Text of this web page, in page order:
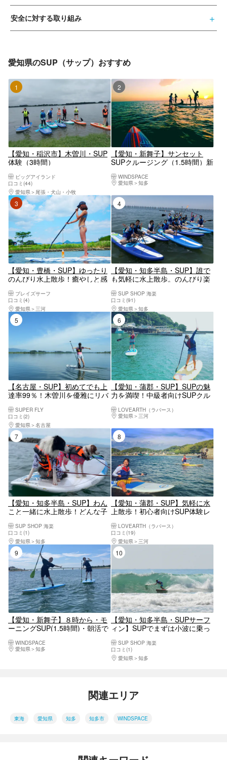
安全に対する取り組み
愛知県のSUP（サップ）おすすめ
【愛知・稲沢市】木曽川・SUP
体験（3時間）
ビッグアイランド
口コミ(44)
愛知県
尾張・犬山・小牧
【愛知・新舞子】サンセット
SUPクルージング（1.5時間）新
ながら非日常な体験をしてみま
せんか☆
WINDSPACE
愛知県
知多
3位
【愛知・豊橋・SUP】ゆったり
のんびり水上散歩！癒やしと感
ブレイズサーフ
口コミ(4)
愛知県
三河
4位
【愛知・知多半島・SUP】誰で
も気軽に水上散歩。のんびり楽
SUP SHOP 海楽
口コミ(91)
愛知県
知多
【名古屋・SUP】初めてでも上
達率99％！木曽川を優雅にリバ
SUPER FLY
口コミ(2)
愛知県
名古屋
6位
【愛知・蒲郡・SUP】SUPの魅
力を満喫！中級者向けSUPクル
LOVEARTH（ラバース）
愛知県
三河
7位
【愛知・知多半島・SUP】わん
こと一緒に水上散歩！どんな子
遊ぼう♪
SUP SHOP 海楽
口コミ(1)
愛知県
知多
8位
【愛知・蒲郡・SUP】気軽に水
上散歩！初心者向けSUP体験レ
LOVEARTH（ラバース）
口コミ(19)
愛知県
三河
9位
【愛知・新舞子】８時から・モ
ーニングSUP(1.5時間)・朝活で
WINDSPACE
愛知県
知多
【愛知・知多半島・SUPサーフ
ィン】SUPでまずは小波に乗っ
フィン体験＞
SUP SHOP 海楽
口コミ(1)
愛知県
知多
関連エリア
東海 愛知県 知多 知多市 WINDSPACE